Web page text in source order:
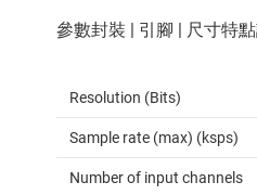
Resolution (Bits)
Sample rate (max) (ksps)
Number of input channels